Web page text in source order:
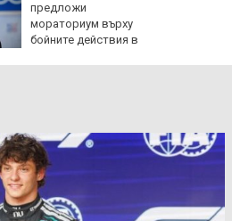
предложи
мораториум върху
бойните действия в